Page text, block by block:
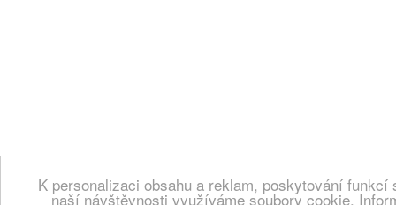
K personalizaci obsahu a reklam, poskytování
naší návštěvnosti využíváme soubory cookie.